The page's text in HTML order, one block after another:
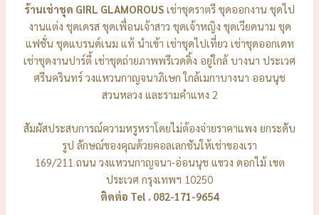
ร้านเช่าชุด GIRL GLAMOROUS เช่าชุดราตรี ชุดออกงาน ชุดไป
งานแต่ง ชุดเดรส ชุดเพื่อนเจ้าสาว ชุดเจ้าหญิง ชุดเวียดนาม ชุด
แฟชั่น ชุดแบรนด์เนม แท้ นำเข้า เช่าชุดไปเที่ยว เช่าชุดออกเดท
เช่าชุดงานปาร์ตี้ เช่าชุดถ่ายภาพพรีเวดดิ้ง อยู่ใกล้ บางนา ประเวศ
ศรีนครินทร์ วงแหวนกาญจนาภิเษก ใกล้เมกาบางนา ออนนุช
สวนหลวง และรามคำแหง 2
สัมผัสประสบการณ์ความหรูหราโดยไม่ต้องจ่ายราคาแพง ยกระดับ
รูป ลักษณ์ของคุณด้วยคอลเลกชันให้เช่าของเรา
169/211 ถนน วงแหวนกาญจนา-อ่อนนุช แขวง ดอกไม้ เขต
ประเวศ กรุงเทพฯ 10250
ติดต่อ Tel . 082-171-9654